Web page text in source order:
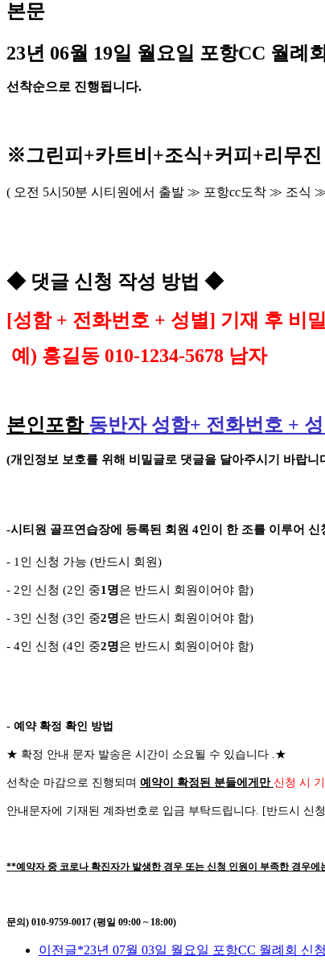
본문
23년 06월 19일 월요일 포항CC 월례
선착순으로 진행됩니다.
※그린피 +카트비 +조식+커피+리무
( 오전 5시 50분 시티원에서 출발 ≫ 포항cc도착 ≫ 조식
◆ 댓글 신청 작성 방법 ◆
[성함 + 전화번호 + 성별] 기재 후 비
예 ) 홍길동 010-1234-5678 남자
본인포함 동반자 성함+ 전화번호 +
(개인정보 보호를 위해 비밀글로 댓글을 달아주시기 바랍니
-시티원 골프연습장에 등록된 회원 4인이 한 조를 이루어
- 1인 신청 가능 (반드시 회원)
- 2인 신청 (2인 중1명은 반드시 회원이어야 함)
- 3인 신청 (3인 중2명은 반드시 회원이어야 함)
- 4인 신청 (4인 중2명은 반드시 회원이어야 함)
- 예약 확정 확인 방법
★ 확정 안내 문자 발송은 시간이 소요될 수 있습니다 .★
선착순 마감으로 진행되며 예약이 확정된 분들에게만 신청 시
안내문자에 기재된 계좌번호로 입금 부탁드립니다. [반드시 신
**예약자 중 코로나 확진자가 발생한 경우 또는 신청 인원이 부족한 경우
문의) 010-9759-0017 (평일 09:00 ~ 18:00)
이전글*23년 07월 03일 월요일 포항CC 월례회 신